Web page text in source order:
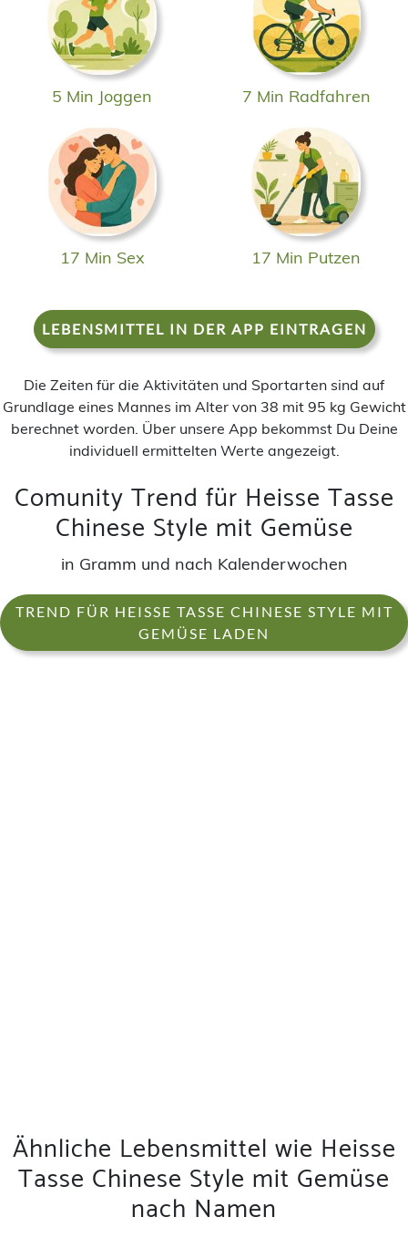
5 Min Joggen 7 Min Radfahren
17 Min Sex 17 Min Putzen
LEBENSMITTEL IN DER APP EINTRAGEN
Die Zeiten für die Aktivitäten und Sportarten sind auf
Grundlage eines Mannes im Alter von 38 mit 95 kg Gewicht
berechnet worden. Über unsere App bekommst Du Deine
individuell ermittelten Werte angezeigt.
Comunity Trend für Heisse Tasse
Chinese Style mit Gemüse
in Gramm und nach Kalenderwochen
TREND FÜR HEISSE TASSE CHINESE STYLE MIT
GEMÜSE LADEN
Ähnliche Lebensmittel wie Heisse
Tasse Chinese Style mit Gemüse
nach Namen